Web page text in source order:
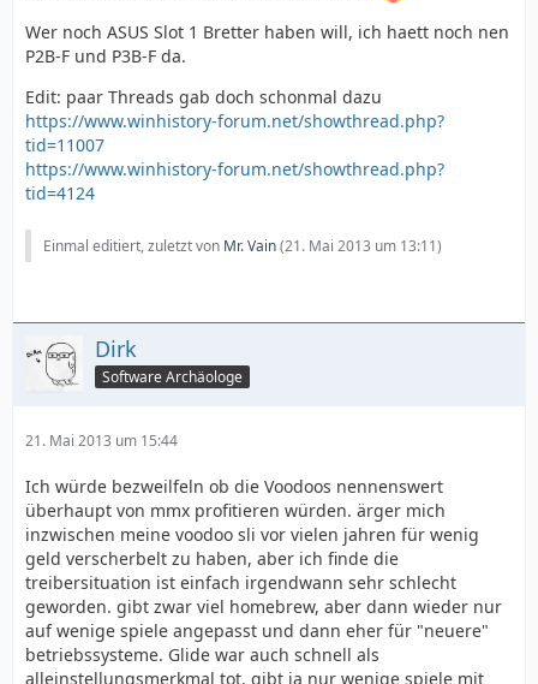
Wer noch ASUS Slot 1 Bretter haben will, ich haett noch nen
P2B-F und P3B-F da.
Edit: paar Threads gab doch schonmal dazu
https://www.winhistory-forum.net/showthread.php?
tid=11007
https://www.winhistory-forum.net/showthread.php?
tid=4124
Einmal editiert, zuletzt von Mr. Vain(21. Mai 2013 um 13:11)
Dirk
Software Archäologe
21. Mai 2013 um 15:44
Ich würde bezweilfeln ob die Voodoos nennenswert
überhaupt von mmx profitieren würden. ärger mich
inzwischen meine voodoo sli vor vielen jahren für wenig
geld verscherbelt zu haben, aber ich finde die
treibersituation ist einfach irgendwann sehr schlecht
geworden. gibt zwar viel homebrew, aber dann wieder nur
auf wenige spiele angepasst und dann eher für "neuere"
betriebssysteme. Glide war auch schnell als
alleinstellungsmerkmal tot. gibt ja nur wenige spiele mit